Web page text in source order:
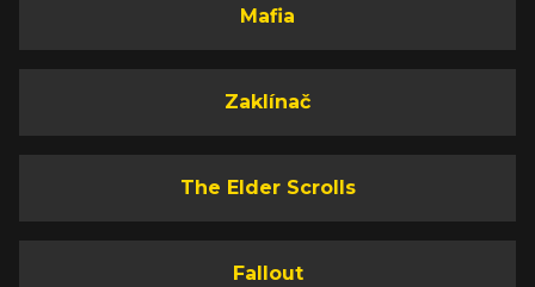
Mafia
Zaklínač
The Elder Scrolls
Fallout